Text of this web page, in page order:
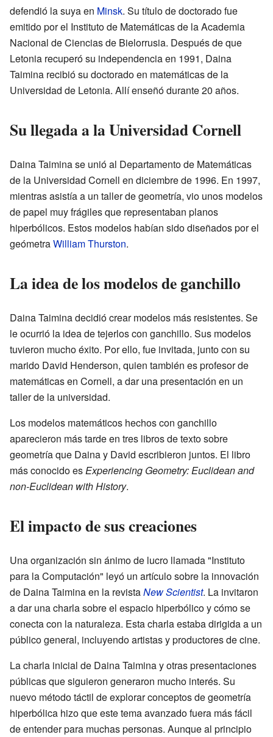
defendió la suya en Minsk. Su título de doctorado fue
emitido por el Instituto de Matemáticas de la Academia
Nacional de Ciencias de Bielorrusia. Después de que
Letonia recuperó su independencia en 1991, Daina
Taimina recibió su doctorado en matemáticas de la
Universidad de Letonia. Allí enseñó durante 20 años.
Su llegada a la Universidad Cornell
Daina Taimina se unió al Departamento de Matemáticas
de la Universidad Cornell en diciembre de 1996. En 1997,
mientras asistía a un taller de geometría, vio unos modelos
de papel muy frágiles que representaban planos
hiperbólicos. Estos modelos habían sido diseñados por el
geómetraWilliam Thurston.
La idea de los modelos de ganchillo
Daina Taimina decidió crear modelos más resistentes. Se
le ocurrió la idea de tejerlos con ganchillo. Sus modelos
tuvieron mucho éxito. Por ello, fue invitada, junto con su
marido David Henderson, quien también es profesor de
matemáticas en Cornell, a dar una presentación en un
taller de la universidad.
Los modelos matemáticos hechos con ganchillo
aparecieron más tarde en tres libros de texto sobre
geometría que Daina y David escribieron juntos. El libro
más conocido esExperiencing Geometry: Euclidean and
non-Euclidean with History.
El impacto de sus creaciones
Una organización sin ánimo de lucro llamada "Instituto
para la Computación" leyó un artículo sobre la innovación
de Daina Taimina en la revistaNew Scientist. La invitaron
a dar una charla sobre el espacio hiperbólico y cómo se
conecta con la naturaleza. Esta charla estaba dirigida a un
público general, incluyendo artistas y productores de cine.
La charla inicial de Daina Taimina y otras presentaciones
públicas que siguieron generaron mucho interés. Su
nuevo método táctil de explorar conceptos de geometría
hiperbólica hizo que este tema avanzado fuera más fácil
de entender para muchas personas. Aunque al principio